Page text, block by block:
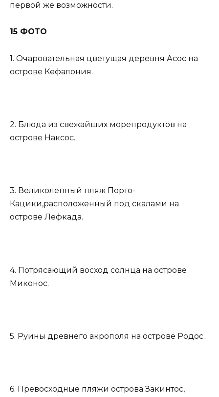
первой же возможности.
15 ФОТО
1. Очаровательная цветущая деревня Асос на
острове Кефалония.
2. Блюда из свежайших морепродуктов на
острове Наксос.
3. Великолепный пляж Порто-
Кацики,расположенный под скалами на
острове Лефкада.
4. Потрясающий восход солнца на острове
Миконос.
5. Руины древнего акрополя на острове Родос.
6. Превосходные пляжи острова Закинтос,